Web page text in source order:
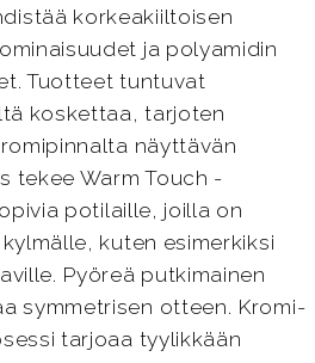
korkeakiiltoisen
ja polyamidin
Tuotteet tuntuvat
koskettaa, tarjoten
näyttävän
tekee Warm Touch -
potilaille, joilla on
kuten esimerkiksi
Pyöreä putkimainen
symmetrisen otteen. Kromi-
tarjoaa tyylikkään